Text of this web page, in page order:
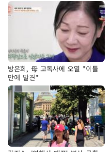
방은희, 母 고독사에 오열 "이틀
만에 발견"